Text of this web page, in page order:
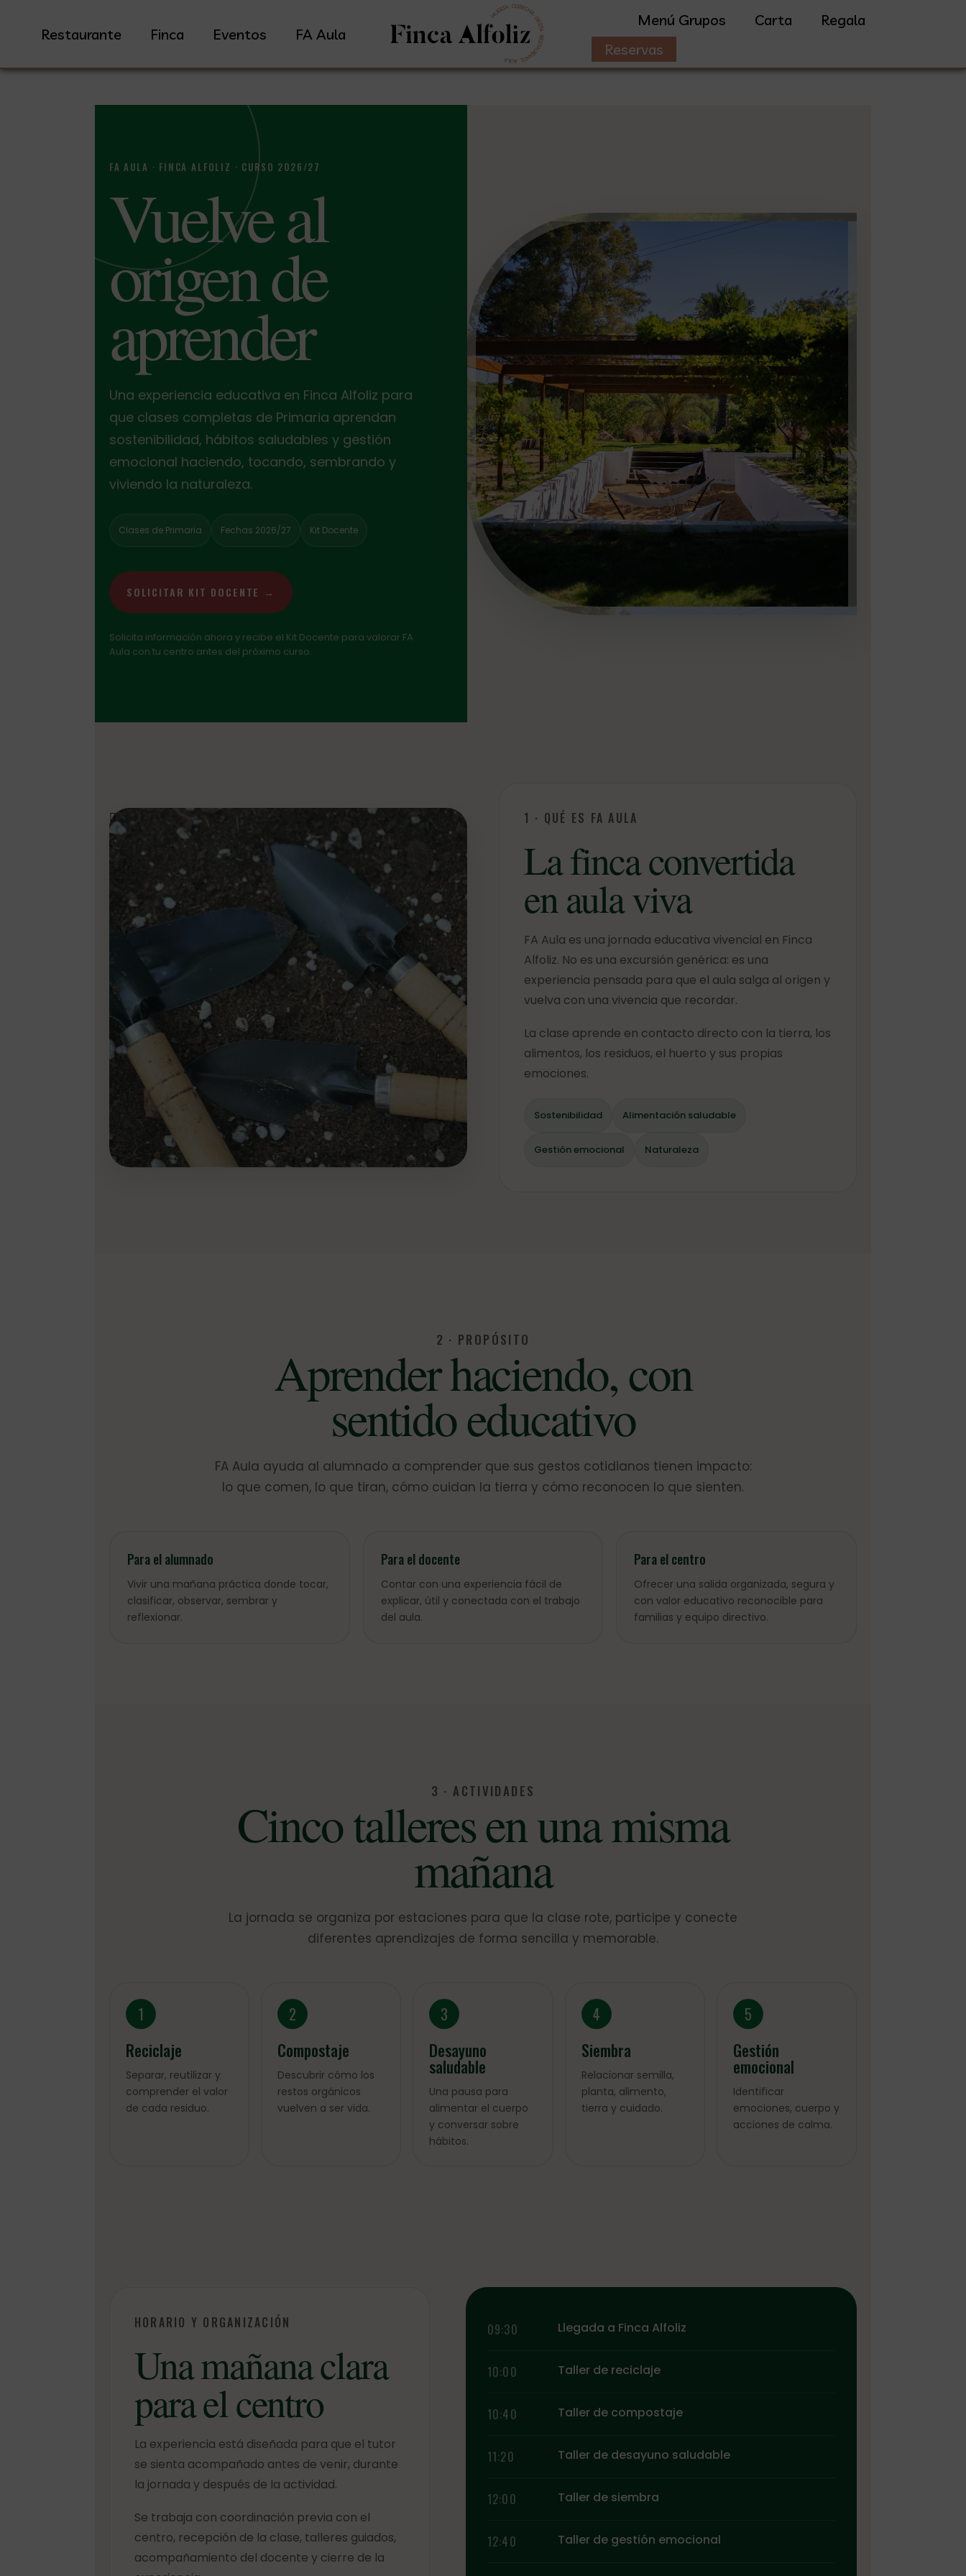
Restaurante Finca Eventos FA Aula
Menú Grupos Carta
Regala
Reservas
FA AULA · FINCA ALFOLIZ · CURSO 2026/27
Vuelve al
origen de
aprender
Una experiencia educativa en Finca Alfoliz para
que clases completas de Primaria aprendan
sostenibilidad, hábitos saludables y gestión
emocional haciendo, tocando, sembrando y
viviendo la naturaleza.
Clases de Primaria Fechas 2026/27 Kit Docente
SOLICITAR KIT DOCENTE →
Solicita información ahora y recibe el Kit Docente para valorar FA
Aula con tu centro antes del próximo curso.
1 · QUÉ ES FA AULA
La finca convertida
en aula viva
FA Aula es una jornada educativa vivencial en Finca
Alfoliz. No es una excursión genérica: es una
experiencia pensada para que el aula salga al origen y
vuelva con una vivencia que recordar.
La clase aprende en contacto directo con la tierra, los
alimentos, los residuos, el huerto y sus propias
emociones.
Sostenibilidad Alimentación saludable
Gestión emocional Naturaleza
2 · PROPÓSITO
Aprender haciendo, con
sentido educativo
FA Aula ayuda al alumnado a comprender que sus gestos cotidianos tienen impacto:
lo que comen, lo que tiran, cómo cuidan la tierra y cómo reconocen lo que sienten.
Para el alumnado
Vivir una mañana práctica donde tocar,
clasificar, observar, sembrar y
reflexionar.
Para el docente
Contar con una experiencia fácil de
explicar, útil y conectada con el trabajo
del aula.
Para el centro
Ofrecer una salida organizada, segura y
con valor educativo reconocible para
familias y equipo directivo.
3 · ACTIVIDADES
Cinco talleres en una misma
mañana
La jornada se organiza por estaciones para que la clase rote, participe y conecte
diferentes aprendizajes de forma sencilla y memorable.
1
Reciclaje
Separar, reutilizar y
comprender el valor
de cada residuo.
2
Compostaje
Descubrir cómo los
restos orgánicos
vuelven a ser vida.
3
Desayuno
saludable
Una pausa para
alimentar el cuerpo
y conversar sobre
hábitos.
4
Siembra
Relacionar semilla,
planta, alimento,
tierra y cuidado.
5
Gestión
emocional
Identificar
emociones, cuerpo y
acciones de calma.
HORARIO Y ORGANIZACIÓN
Una mañana clara
para el centro
La experiencia está diseñada para que el tutor
se sienta acompañado antes de venir, durante
la jornada y después de la actividad.
Se trabaja con coordinación previa con el
centro, recepción de la clase, talleres guiados,
acompañamiento del docente y cierre de la
09:30 Llegada a Finca Alfoliz
10:00 Taller de reciclaje
10:40 Taller de compostaje
11:20 Taller de desayuno saludable
12:00 Taller de siembra
12:40 Taller de gestión emocional